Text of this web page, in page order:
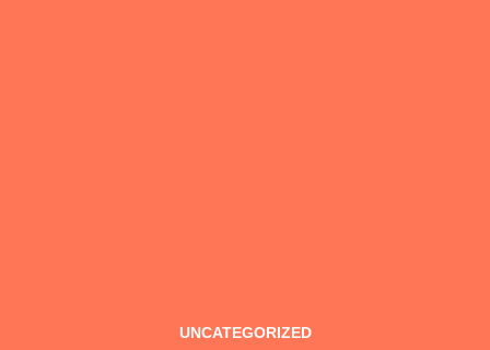
UNCATEGORIZED